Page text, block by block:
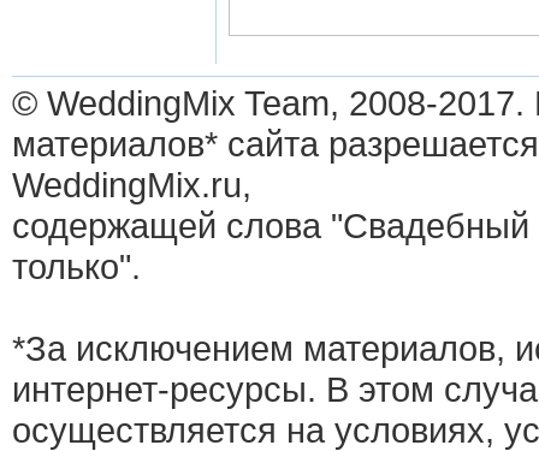
© WeddingMix Team, 2008-2017.
материалов* сайта
WeddingMix.ru,
содержащей слова
только".
*За исключением материалов,
интернет-ресурсы. В этом
осуществляется на условиях,